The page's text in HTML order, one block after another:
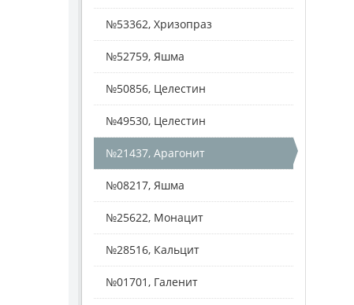
№53362, Хризопраз
№52759, Яшма
№50856, Целестин
№49530, Целестин
№21437, Арагонит
№08217, Яшма
№25622, Монацит
№28516, Кальцит
№01701, Галенит